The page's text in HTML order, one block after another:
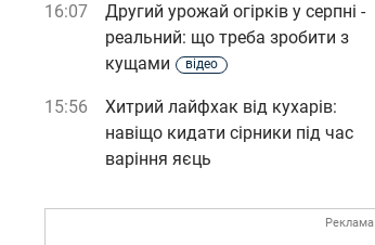
16:07
Другий урожай огірків у серпні -
реальний: що треба зробити з
кущами
відео
15:56
Хитрий лайфхак від кухарів:
навіщо кидати сірники під час
варіння яєць
Реклама